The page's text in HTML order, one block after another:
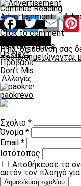
Related Topics:
Up Next
Προβάδισμα ο
Don't Miss
Αλλαγές από Τούντορ
paokrevolution
Continue Reading
Advertisement
You may like
Click to comment
Η ηλ. διεύθυνση σας
πεδία σημειώνονται
Σχόλιο *
Όνομα*
Email *
Ιστότοπος
Αποθήκευσε το
αυτόν τον πλοηγό